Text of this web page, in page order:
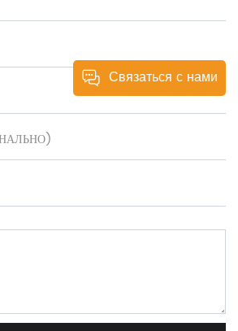
Связаться с нами